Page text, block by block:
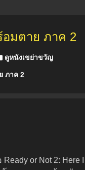
อมตาย ภาค 2
ดูหนังเขย่าขวัญ
ภาค 2
or Not 2: Here